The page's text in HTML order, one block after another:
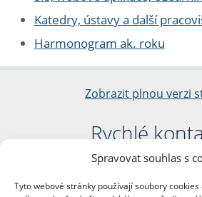
Spravovat souhlas s
Tyto webové stránky používají soubory
Katedry, ústavy a další
Harmonogram ak. roku
Zobrazit plnou verzi
Rychlé
Filozofická
nám. Jana Palacha